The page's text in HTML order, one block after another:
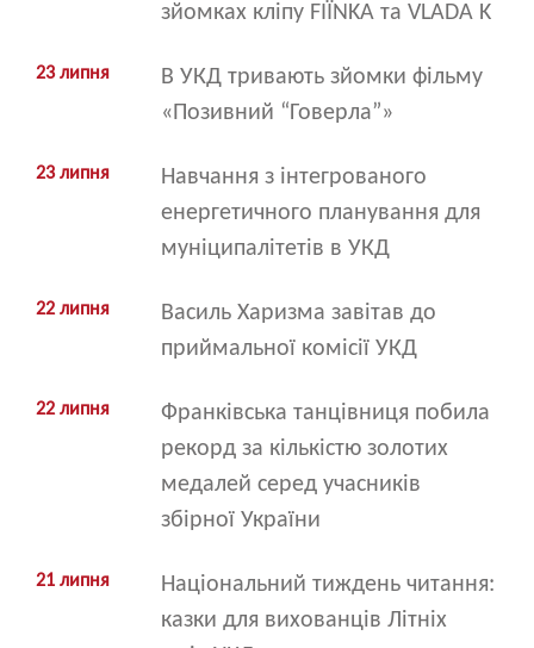
зйомках кліпу FIЇNKA та VLADA K
23 липня
В УКД тривають зйомки фільму
«Позивний “Говерла”»
23 липня
Навчання з інтегрованого
енергетичного планування для
муніципалітетів в УКД
22 липня
Василь Харизма завітав до
приймальної комісії УКД
22 липня
Франківська танцівниця побила
рекорд за кількістю золотих
медалей серед учасників
збірної України
21 липня
Національний тиждень читання:
казки для вихованців Літніх